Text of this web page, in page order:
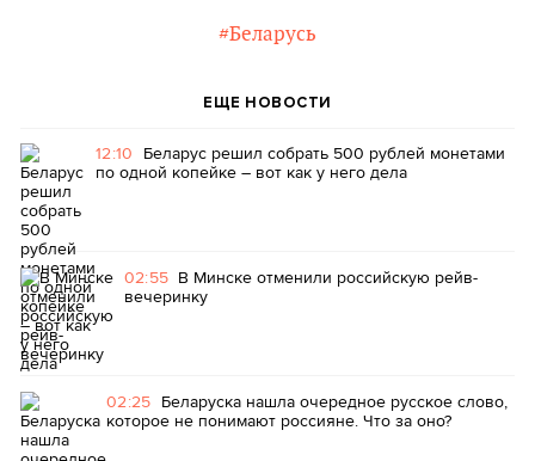
#Беларусь
ЕЩЕ НОВОСТИ
12:10 Беларус решил собрать 500 рублей монетами
по одной копейке – вот как у него дела
02:55 В Минске отменили российскую рейв-
вечеринку
02:25 Беларуска нашла очередное русское слово,
которое не понимают россияне. Что за оно?